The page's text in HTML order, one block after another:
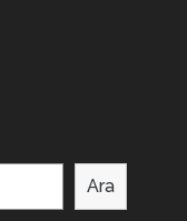
Ara